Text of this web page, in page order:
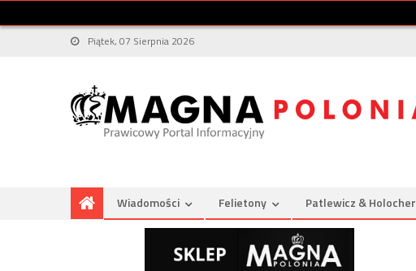
Piątek, 07 Sierpnia 2026
Wiadomości Felietony Patlewicz & Holocher